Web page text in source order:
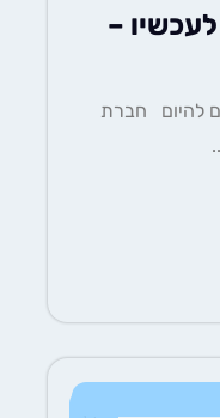
–
חברת